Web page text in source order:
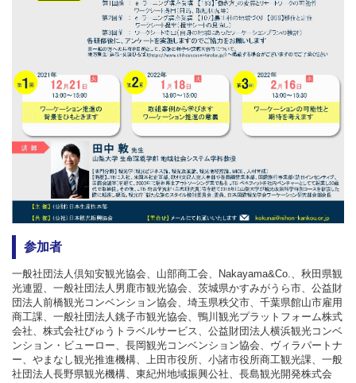
参加者
一般社団法人倶知安観光協会、山部商工会、Nakayama&Co.、秋田県観
光連盟、一般社団法人男鹿市観光協会、茨城県かすみがうら市、公益財
団法人前橋観光コンベンション協会、埼玉県秩父市、千葉県館山市雇用
商工課、一般社団法人銚子市観光協会、鴨川観光プラットフォーム株式
会社、株式会社びゅうトラベルサービス、公益財団法人横浜観光コンベ
ンション・ビューロー、長岡観光コンベンション協会、ヴィラパートナ
ー、やまなし観光推進機構、上田市役所、小諸市役所商工観光課、一般
社団法人長野県観光機構、東紀州地域振興公社、長島観光開発株式会